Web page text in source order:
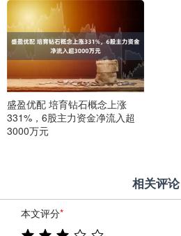
盛盈优配 培育钻石概念上涨
331%，6股主力资金净流入超
3000万元
相关评论
本文评分*